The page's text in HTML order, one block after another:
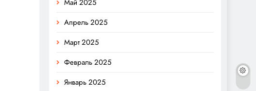
Май 2025
Апрель 2025
Март 2025
Февраль 2025
Январь 2025